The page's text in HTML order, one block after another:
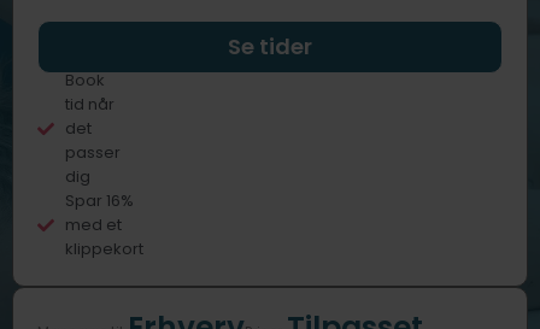
Book
tid når
det
passer
dig
Spar 16%
med et
klippekort
Se tider